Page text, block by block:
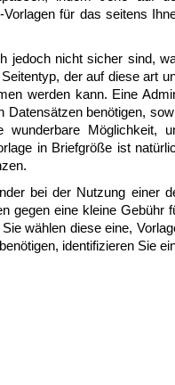
für das seitens
jedoch nicht sicher sind,
der auf diese art
werden kann. Eine
Datensätzen benötigen,
wunderbare Möglichkeit,
in Briefgröße ist
bei der Nutzung einer
gegen eine kleine Gebühr
wählen diese eine,
identifizieren Sie